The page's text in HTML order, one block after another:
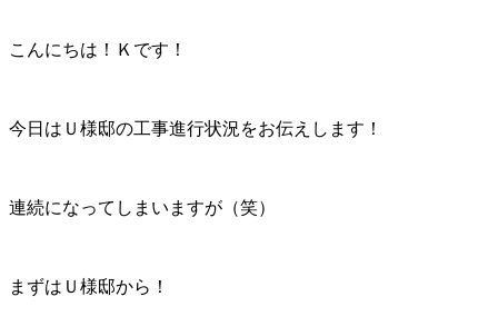
こんにちは！Ｋです！
今日はＵ様邸の工事進行状況をお伝えします！
連続になってしまいますが（笑）
まずはＵ様邸から！